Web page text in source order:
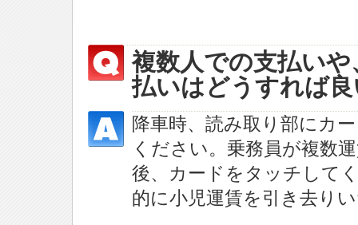
複数人での支払い
払いはどうすれば
降車時、読み取り部にカ
ください。乗務員が複数
後、カードをタッチして
的に小児運賃を引き去り